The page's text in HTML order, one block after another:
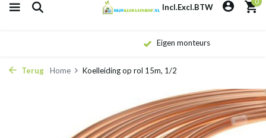
Incl.Excl.BTW
Eigen monteurs
Terug Home Koelleiding op rol 15m, 1/2